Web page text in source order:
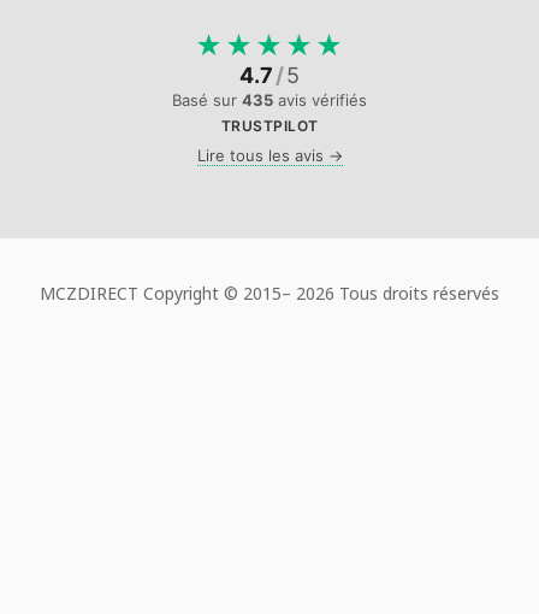
★ ★ ★ ★ ★
4.7/5
Basé sur 435 avis vérifiés
TRUSTPILOT
Lire tous les avis →
MCZDIRECT Copyright © 2015– 2026 Tous droits réservés